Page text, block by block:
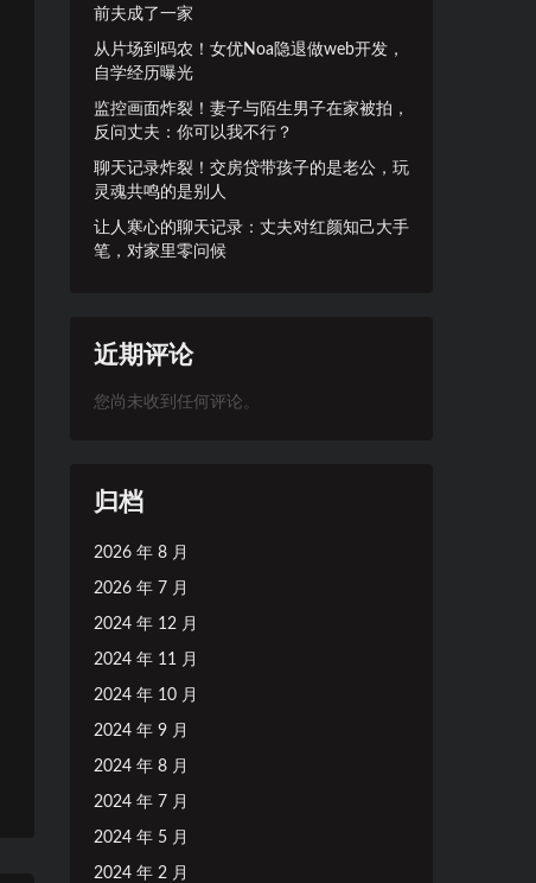
前夫成了一家
从片场到码农！女优Noa隐退做web开发，
自学经历曝光
监控画面炸裂！妻子与陌生男子在家被拍，
反问丈夫：你可以我不行？
聊天记录炸裂！交房贷带孩子的是老公，玩
灵魂共鸣的是别人
让人寒心的聊天记录：丈夫对红颜知己大手
笔，对家里零问候
近期评论
您尚未收到任何评论。
归档
2026 年 8 月
2026 年 7 月
2024 年 12 月
2024 年 11 月
2024 年 10 月
2024 年 9 月
2024 年 8 月
2024 年 7 月
2024 年 5 月
2024 年 2 月